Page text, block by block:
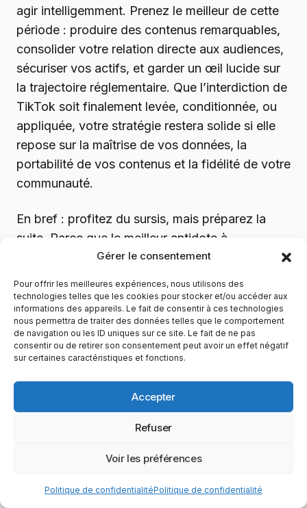
Gérer le consentement
Pour offrir les meilleures expériences, nous utilisons des
technologies telles que les cookies pour stocker et/ou accéder aux
informations des appareils. Le fait de consentir à ces technologies
nous permettra de traiter des données telles que le comportement
de navigation ou les ID uniques sur ce site. Le fait de ne pas
consentir ou de retirer son consentement peut avoir un effet négatif
sur certaines caractéristiques et fonctions.
Accepter
Refuser
Voir les préférences
Politique de confidentialitéPolitique de confidentialité
agir intelligemment. Prenez le meilleur de cette
période : produire des contenus remarquables,
consolider votre relation directe aux audiences,
sécuriser vos actifs, et garder un œil lucide sur
la trajectoire réglementaire. Que l’interdiction de
TikTok soit finalement levée, conditionnée, ou
appliquée, votre stratégie restera solide si elle
repose sur la maîtrise de vos données, la
portabilité de vos contenus et la fidélité de votre
communauté.
En bref : profitez du sursis, mais préparez la
suite. Parce que le meilleur antidote à
l’incertitude, ce n’est pas l’attente. C’est l’action.
Donald Trump TikTok
Maxence Rose